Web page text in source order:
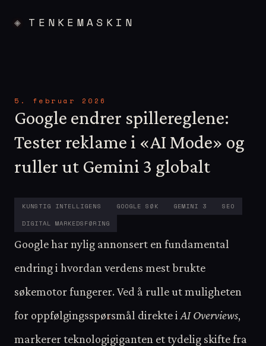
TENKEMASKIN
5. februar 2026
Google endrer spillereglene:
Tester reklame i «AI Mode» og
ruller ut Gemini 3 globalt
KUNSTIG INTELLIGENS GOOGLE SØK GEMINI 3
SEO
DIGITAL MARKEDSFØRING
Google har nylig annonsert en fundamental
endring i hvordan verdens mest brukte
søkemotor fungerer. Ved å rulle ut muligheten
for oppfølgingsspørsmål direkte i AI Overviews,
markerer teknologigiganten et tydelig skifte fra